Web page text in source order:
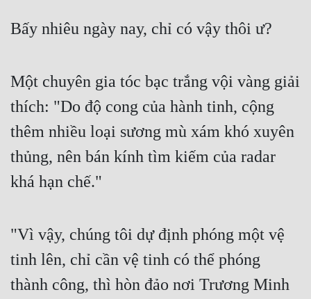
Bấy nhiêu ngày nay, chỉ có vậy thôi ư?
Một chuyên gia tóc bạc trắng vội vàng giải
thích: "Do độ cong của hành tinh, cộng
thêm nhiều loại sương mù xám khó xuyên
thủng, nên bán kính tìm kiếm của radar
khá hạn chế."
"Vì vậy, chúng tôi dự định phóng một vệ
tinh lên, chỉ cần vệ tinh có thể phóng
thành công, thì hòn đảo nơi Trương Minh